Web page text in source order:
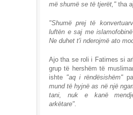
më shumë se të tjerët," tha
"Shumë prej të
luftën e saj me
Ne duhet t'i nderojmë ato
Ajo tha se roli i Fatimes si
grup të hershëm të
ishte "aq i rëndësishëm"
mund të hyjnë as në një
tani, nuk e kanë
arkëtare".